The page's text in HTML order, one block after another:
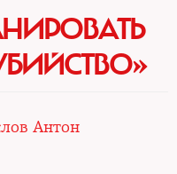
Антон